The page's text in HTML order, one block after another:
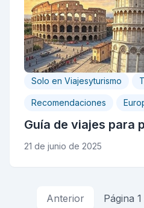
Solo en Viajesyturismo
Recomendaciones
Guía de viajes para
21 de junio de 2025
Anterior Página 1